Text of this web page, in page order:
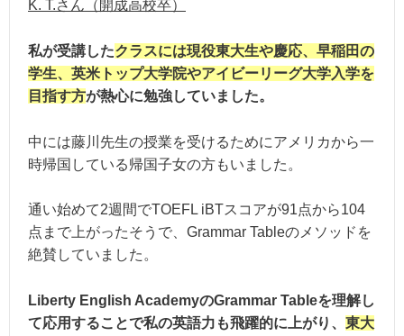
K. T.さん（開成高校卒）
私が受講したクラスには現役東大生や慶応、早稲田の
学生、英米トップ大学院やアイビーリーグ大学入学を
目指す方が熱心に勉強していました。
中には藤川先生の授業を受けるためにアメリカから一
時帰国している帰国子女の方もいました。
通い始めて2週間でTOEFL iBTスコアが91点から104
点まで上がったそうで、Grammar Tableのメソッドを
絶賛していました。
Liberty English AcademyのGrammar Tableを理解し
て応用することで私の英語力も飛躍的に上がり、 東大